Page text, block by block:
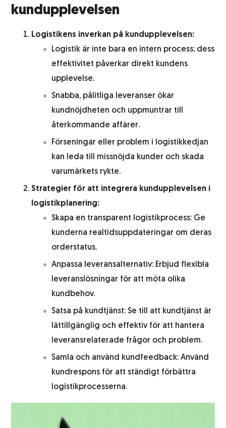
kundupplevelsen
Logistikens inverkan på kundupplevelsen:
Logistik är inte bara en intern process; dess
effektivitet påverkar direkt kundens
upplevelse.
Snabba, pålitliga leveranser ökar
kundnöjdheten och uppmuntrar till
återkommande affärer.
Förseningar eller problem i logistikkedjan
kan leda till missnöjda kunder och skada
varumärkets rykte.
Strategier för att integrera kundupplevelsen i
logistikplanering:
Skapa en transparent logistikprocess: Ge
kunderna realtidsuppdateringar om deras
orderstatus.
Anpassa leveransalternativ: Erbjud flexibla
leveranslösningar för att möta olika
kundbehov.
Satsa på kundtjänst: Se till att kundtjänst är
lättillgänglig och effektiv för att hantera
leveransrelaterade frågor och problem.
Samla och använd kundfeedback: Använd
kundrespons för att ständigt förbättra
logistikprocesserna.